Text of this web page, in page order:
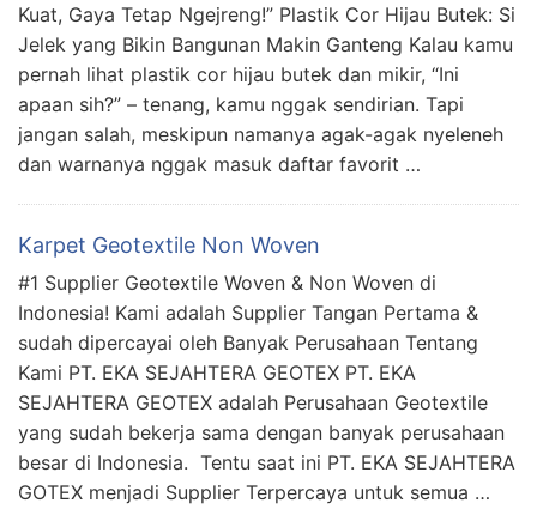
Kuat, Gaya Tetap Ngejreng!” Plastik Cor Hijau Butek: Si
Jelek yang Bikin Bangunan Makin Ganteng Kalau kamu
pernah lihat plastik cor hijau butek dan mikir, “Ini
apaan sih?” – tenang, kamu nggak sendirian. Tapi
jangan salah, meskipun namanya agak-agak nyeleneh
dan warnanya nggak masuk daftar favorit …
Karpet Geotextile Non Woven
#1 Supplier Geotextile Woven & Non Woven di
Indonesia! Kami adalah Supplier Tangan Pertama &
sudah dipercayai oleh Banyak Perusahaan Tentang
Kami PT. EKA SEJAHTERA GEOTEX PT. EKA
SEJAHTERA GEOTEX adalah Perusahaan Geotextile
yang sudah bekerja sama dengan banyak perusahaan
besar di Indonesia. Tentu saat ini PT. EKA SEJAHTERA
GOTEX menjadi Supplier Terpercaya untuk semua …